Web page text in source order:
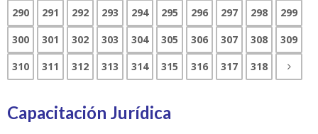
290
291 292 293 294 295 296 297 298
299
300
301 302 303 304 305 306 307 308
309
310
311 312 313 314 315 316 317 318
Capacitación Jurídica